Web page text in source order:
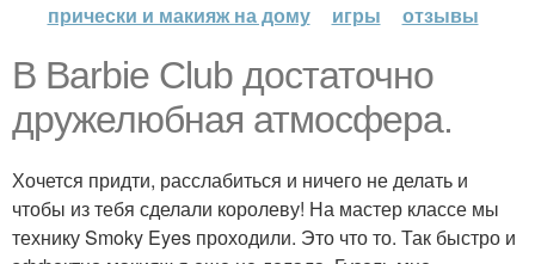
прически и макияж на дому
игры отзывы
В Barbie Club достаточно
дружелюбная атмосфера.
Хочется придти, расслабиться и ничего не делать и
чтобы из тебя сделали королеву! На мастер классе мы
технику Smoky Eyes проходили. Это что то. Так быстро и